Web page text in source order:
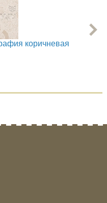
коричневая